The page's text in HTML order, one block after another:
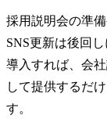
採用説明会の準
SNS更新は後回
導入すれば、会
して提供するだ
す。